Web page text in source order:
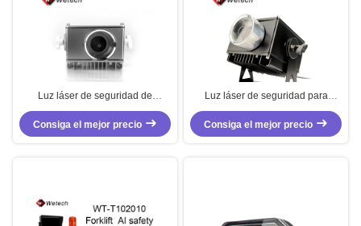
Luz láser de seguridad de
carretilla elevadora impermeable,
1W Luz de advertencia de
carretilla elevadora de zona roja
Consiga el mejor precio
Luz láser de seguridad para
montacargas a prueba de agua
AC 100V 260V Línea de zona roja
Haz 638nm Longitud de onda
Consiga el mejor precio